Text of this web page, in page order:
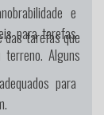
e
para tarefas
para
das tarefas que
Alguns